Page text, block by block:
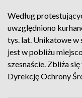
Według
uwzględniono
tys. lat. Unikatowe w
jest w pobliżu
szesnaście. Zbliża
Dyrekcję Ochrony